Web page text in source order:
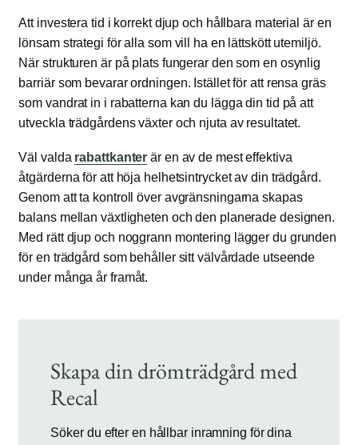
Att investera tid i korrekt djup och hållbara material är en
lönsam strategi för alla som vill ha en lättskött utemiljö.
När strukturen är på plats fungerar den som en osynlig
barriär som bevarar ordningen. Istället för att rensa gräs
som vandrat in i rabatterna kan du lägga din tid på att
utveckla trädgårdens växter och njuta av resultatet.
Väl valda rabattkanter är en av de mest effektiva
åtgärderna för att höja helhetsintrycket av din trädgård.
Genom att ta kontroll över avgränsningarna skapas
balans mellan växtligheten och den planerade designen.
Med rätt djup och noggrann montering lägger du grunden
för en trädgård som behåller sitt välvårdade utseende
under många år framåt.
Skapa din drömträdgård med
Recal
Söker du efter en hållbar inramning för dina